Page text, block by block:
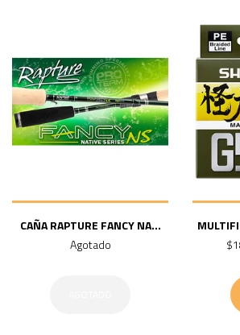
CAÑA RAPTURE FANCY NA...
Agotado